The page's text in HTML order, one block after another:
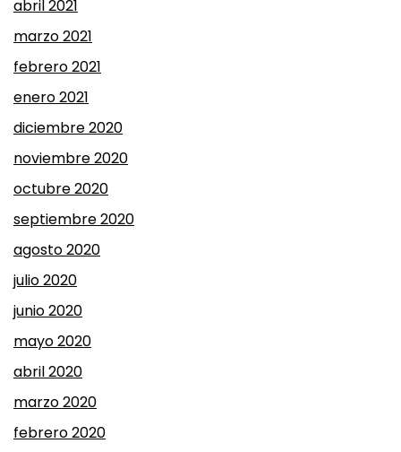
abril 2021
marzo 2021
febrero 2021
enero 2021
diciembre 2020
noviembre 2020
octubre 2020
septiembre 2020
agosto 2020
julio 2020
junio 2020
mayo 2020
abril 2020
marzo 2020
febrero 2020